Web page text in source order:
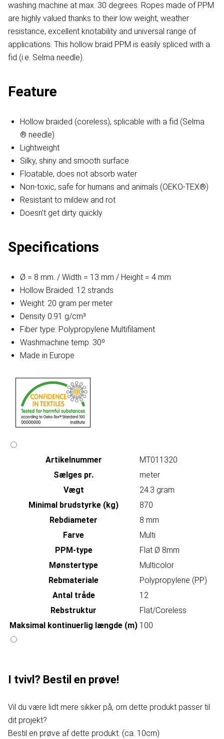
washing machine at max. 30 degrees. Ropes made of PPM
are highly valued thanks to their low weight, weather
resistance, excellent knotability and universal range of
applications. This hollow braid PPM is easily spliced with a
fid (i.e. Selma needle).
Feature
Hollow braided (coreless), splicable with a fid (Selma
® needle)
Lightweight
Silky, shiny and smooth surface
Floatable, does not absorb water
Non-toxic, safe for humans and animals (OEKO-TEX®)
Resistant to mildew and rot
Doesn't get dirty quickly
Specifications
Ø = 8 mm. / Width = 13 mm / Height = 4 mm
Hollow Braided: 12 strands
Weight: 20 gram per meter
Density 0.91 g/cm³
Fiber type: Polypropylene Multifilament
Washmachine temp. 30º
Made in Europe
Artikelnummer
MT011320
Sælges pr.
meter
Vægt
24.3 gram
Minimal brudstyrke (kg)
870
Rebdiameter
8 mm
Farve
Multi
PPM-type
Flat Ø 8mm
Mønstertype
Multicolor
Rebmateriale
Polypropylene (PP)
Antal tråde
12
Rebstruktur
Flat/Coreless
Maksimal kontinuerlig længde (m) 100
I tvivl? Bestil en prøve!
Vil du være lidt mere sikker på, om dette produkt passer til
dit projekt?
Bestil en prøve af dette produkt. (ca. 10cm)